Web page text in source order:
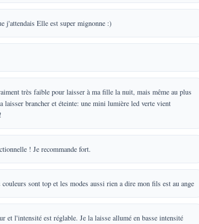
j'attendais Elle est super mignonne :)
très faible pour laisser à ma fille la nuit, mais même au plus
brancher et éteinte: une mini lumière led verte vient
! Je recommande fort.
sont top et les modes aussi rien a dire mon fils est au ange
et l'intensité est réglable. Je la laisse allumé en basse intensité